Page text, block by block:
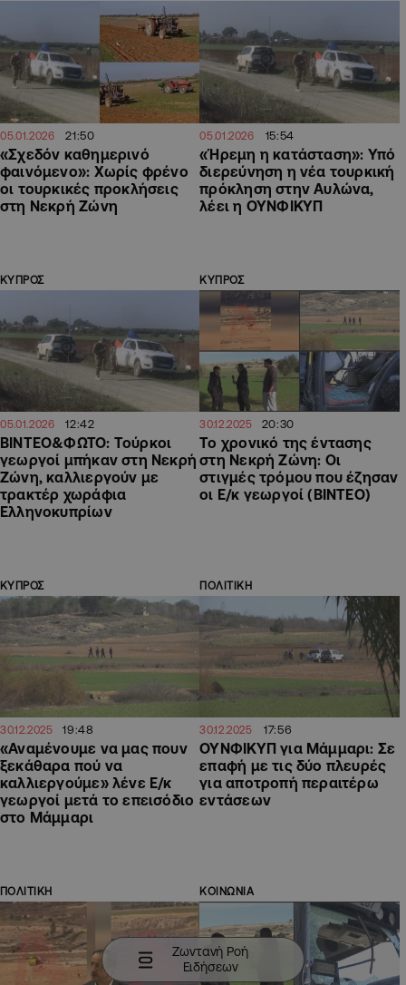
05.01.2026 21:50
«Σχεδόν καθημερινό
φαινόμενο»: Χωρίς φρένο
οι τουρκικές προκλήσεις
στη Νεκρή Ζώνη
05.01.2026 15:54
«Ήρεμη η κατάσταση»: Υπό
διερεύνηση η νέα τουρκική
πρόκληση στην Αυλώνα,
λέει η ΟΥΝΦΙΚΥΠ
ΚΥΠΡΟΣ
05.01.2026 12:42
ΒΙΝΤΕΟ&ΦΩΤΟ: Τούρκοι
γεωργοί μπήκαν στη Νεκρή
Ζώνη, καλλιεργούν με
τρακτέρ χωράφια
Ελληνοκυπρίων
ΚΥΠΡΟΣ
30.12.2025 20:30
Το χρονικό της έντασης
στη Νεκρή Ζώνη: Οι
στιγμές τρόμου που έζησαν
οι Ε/κ γεωργοί (ΒΙΝΤΕΟ)
ΚΥΠΡΟΣ
30.12.2025 19:48
«Αναμένουμε να μας πουν
ξεκάθαρα πού να
καλλιεργούμε» λένε Ε/κ
γεωργοί μετά το επεισόδιο
στο Μάμμαρι
ΠΟΛΙΤΙΚΗ
30.12.2025 17:56
ΟΥΝΦΙΚΥΠ για Μάμμαρι: Σε
επαφή με τις δύο πλευρές
για αποτροπή περαιτέρω
εντάσεων
ΠΟΛΙΤΙΚΗ ΚΟΙΝΩΝΙΑ
Ζωντανή Ροή
Ειδήσεων